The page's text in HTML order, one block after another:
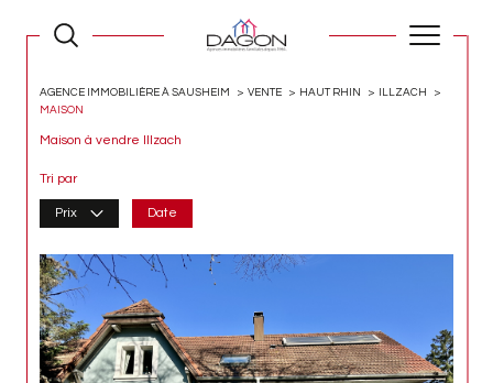
AGENCE IMMOBILIÈRE À SAUSHEIM VENTE HAUT RHIN
ILLZACH
MAISON
Maison à vendre Illzach
Tri par
Prix Date